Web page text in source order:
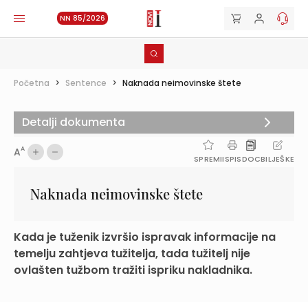
NN 85/2026
Početna > Sentence > Naknada neimovinske štete
AA
SPREMIISPISDOCBILJEŠKE
Naknada neimovinske štete
Kada je tuženik izvršio ispravak informacije na
temelju zahtjeva tužitelja, tada tužitelj nije
ovlašten tužbom tražiti ispriku nakladnika.
Detalji dokumenta